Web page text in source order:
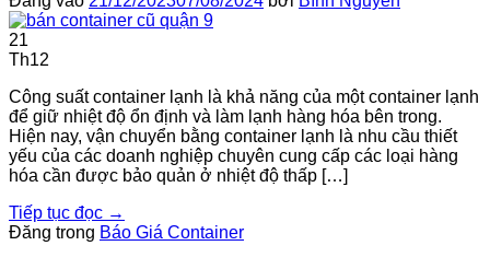
21
Th12
Công suất container lạnh là khả năng của một container lạnh
để giữ nhiệt độ ổn định và làm lạnh hàng hóa bên trong.
Hiện nay, vận chuyển bằng container lạnh là nhu cầu thiết
yếu của các doanh nghiệp chuyên cung cấp các loại hàng
hóa cần được bảo quản ở nhiệt độ thấp […]
Tiếp tục đọc →
Đăng trong Báo Giá Container